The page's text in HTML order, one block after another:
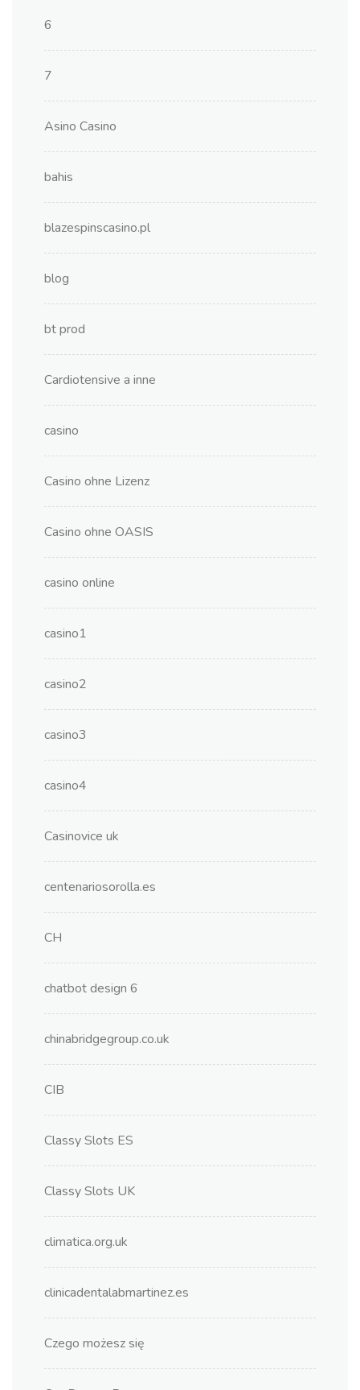
6
7
Asino Casino
bahis
blazespinscasino.pl
blog
bt prod
Cardiotensive a inne
casino
Casino ohne Lizenz
Casino ohne OASIS
casino online
casino1
casino2
casino3
casino4
Casinovice uk
centenariosorolla.es
CH
chatbot design 6
chinabridgegroup.co.uk
CIB
Classy Slots ES
Classy Slots UK
climatica.org.uk
clinicadentalabmartinez.es
Czego możesz się